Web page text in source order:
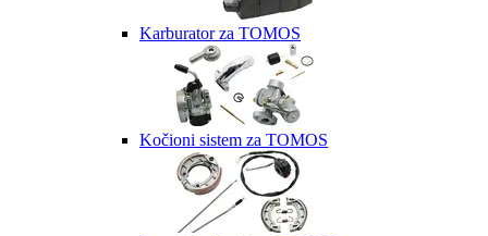
Karburator za TOMOS
Kočioni sistem za TOMOS